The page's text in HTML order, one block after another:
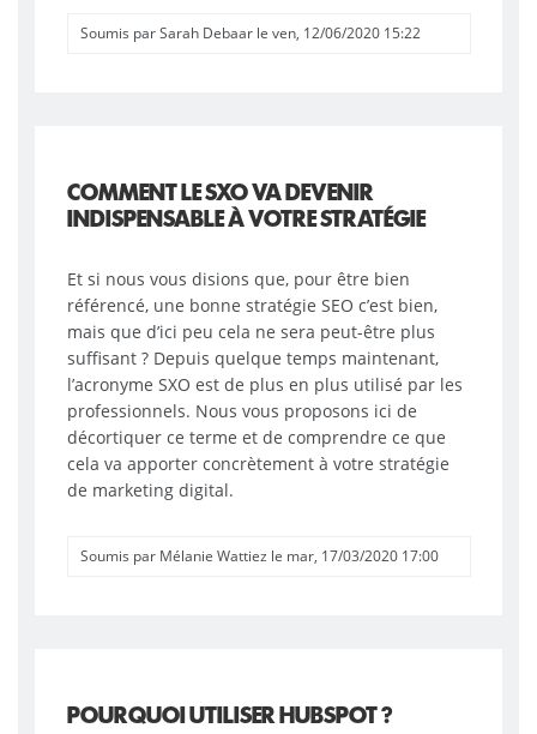
Soumis parSarah Debaarle ven, 12/06/2020 15:22
COMMENT LE SXO VA DEVENIR
INDISPENSABLE À VOTRE STRATÉGIE
Et si nous vous disions que, pour être bien
référencé, une bonne stratégie SEO c’est bien,
mais que d’ici peu cela ne sera peut-être plus
suffisant ? Depuis quelque temps maintenant,
l’acronyme SXO est de plus en plus utilisé par les
professionnels. Nous vous proposons ici de
décortiquer ce terme et de comprendre ce que
cela va apporter concrètement à votre stratégie
de marketing digital.
Soumis par Mélanie Wattiez le mar, 17/03/2020 17:00
POURQUOI UTILISER HUBSPOT ?